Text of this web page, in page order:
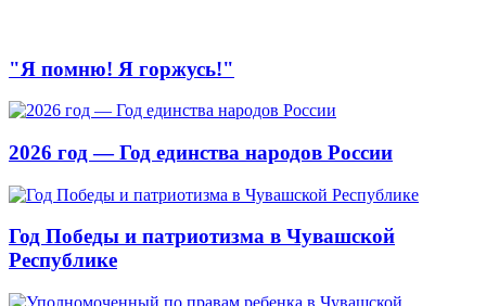
"Я помню! Я горжусь!"
2026 год — Год единства народов России
Год Победы и патриотизма в Чувашской
Республике